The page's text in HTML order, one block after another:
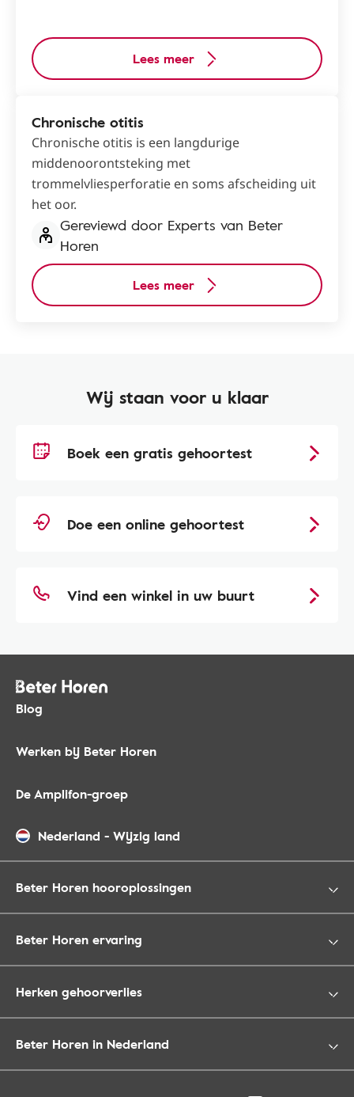
Lees meer
Chronische otitis
Chronische otitis is een langdurige
middenoorontsteking met
trommelvliesperforatie en soms afscheiding uit
het oor.
Gereviewd door Experts van Beter
Horen
Lees meer
Wij staan voor u klaar
Boek een gratis gehoortest
Doe een online gehoortest
Vind een winkel in uw buurt
Blog
Werken bij Beter Horen
De Amplifon-groep
Nederland - Wijzig land
Beter Horen hooroplossingen
Beter Horen ervaring
Herken gehoorverlies
Beter Horen in Nederland